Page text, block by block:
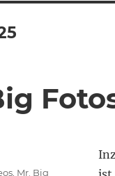
Mr. Big